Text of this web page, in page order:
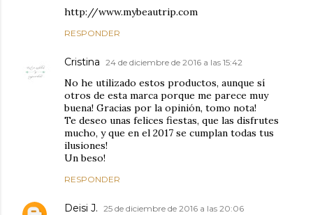
http://www.mybeautrip.com
RESPONDER
Cristina 24 de diciembre de 2016 a las 15:42
No he utilizado estos productos, aunque sí
otros de esta marca porque me parece muy
buena! Gracias por la opinión, tomo nota!
Te deseo unas felices fiestas, que las disfrutes
mucho, y que en el 2017 se cumplan todas tus
ilusiones!
Un beso!
RESPONDER
Deisi J. 25 de diciembre de 2016 a las 20:06